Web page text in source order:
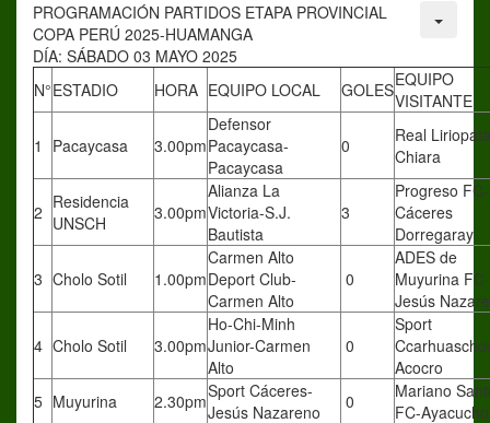
PROGRAMACIÓN PARTIDOS ETAPA PROVINCIAL
COPA PERÚ 2025-HUAMANGA
DÍA: SÁBADO 03 MAYO 2025
N°ESTADIO HORA EQUIPO LOCAL GOLESEQUIPO
VISITANTE
1 Pacaycasa 3.00pm
Defensor
Pacaycasa-
Pacaycasa
0
Real
Chiara
2 Residencia
UNSCH
3.00pm
Alianza La
Victoria-S.J.
Bautista
3
Progreso
Cáceres
Dorregaray
3 Cholo Sotil 1.00pm
Carmen Alto
Deport Club-
Carmen Alto
0
ADES de
Muyurina FC-
Jesús
4 Cholo Sotil 3.00pm
Ho-Chi-Minh
Junior-Carmen
Alto
0
Sport
Acocro
5 Muyurina 2.30pmSport Cáceres-
Jesús Nazareno
0
Mariano
FC-Ayacucho